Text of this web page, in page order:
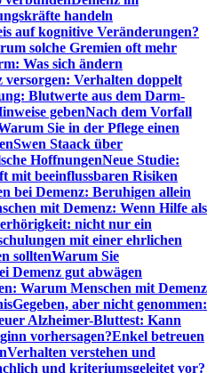
handeln
auf kognitive Veränderungen?
solche Gremien oft mehr
Was sich ändern
versorgen: Verhalten doppelt
Blutwerte aus dem Darm-
gebenNach dem Vorfall
Sie in der Pflege einen
Swen Staack über
HoffnungenNeue Studie:
mit beeinflussbaren Risiken
bei Demenz: Beruhigen allein
mit Demenz: Wenn Hilfe als
nicht nur ein
mit einer ehrlichen
solltenWarum Sie
Demenz gut abwägen
Warum Menschen mit Demenz
Gegeben, aber nicht genommen:
Alzheimer-Bluttest: Kann
vorhersagen?Enkel betreuen
Verhalten verstehen und
und kriteriumsgeleitet vor?